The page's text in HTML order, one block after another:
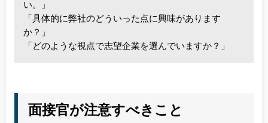
い。」
「具体的に弊社のどういった点に興味があります
か？」
「どのような視点で志望企業を選んでいますか？」
面接官が注意すべきこと